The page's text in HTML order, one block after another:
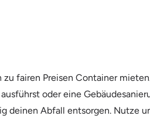
fairen Preisen Container
oder eine
Abfall entsorgen. Nutze